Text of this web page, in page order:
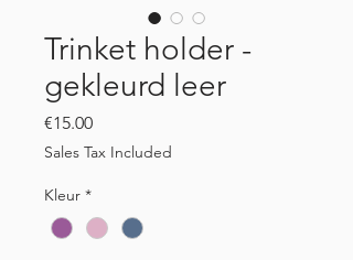
Trinket holder -
gekleurd leer
€15.00Price
Sales Tax Included
Kleur *